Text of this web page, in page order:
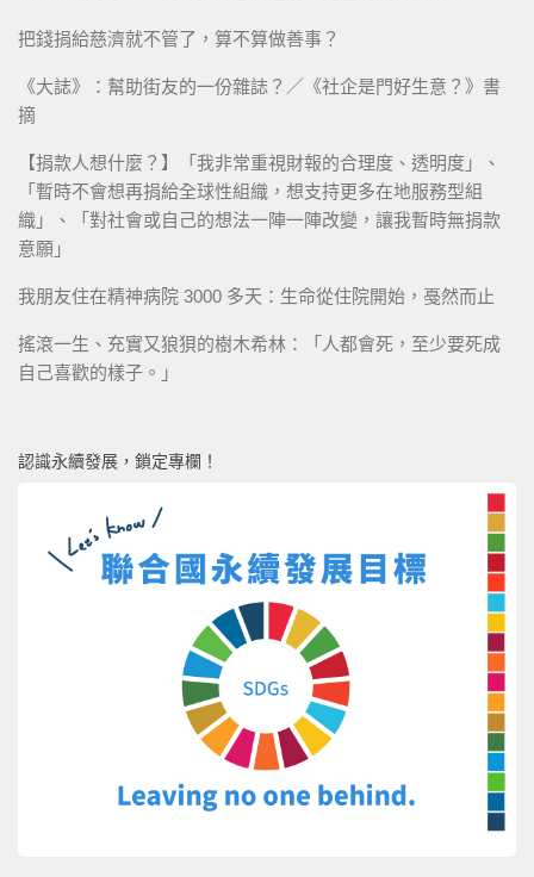
把錢捐給慈濟就不管了，算不算做善事？
《大誌》：幫助街友的一份雜誌？／《社企是門好生意？》書
摘
【捐款人想什麼？】「我非常重視財報的合理度、透明度」、
「暫時不會想再捐給全球性組織，想支持更多在地服務型組
織」、「對社會或自己的想法一陣一陣改變，讓我暫時無捐款
意願」
我朋友住在精神病院 3000 多天：生命從住院開始，戞然而止
搖滾一生、充實又狼狽的樹木希林：「人都會死，至少要死成
自己喜歡的樣子。」
認識永續發展，鎖定專欄！